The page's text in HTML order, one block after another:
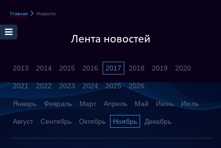
Главная Новости
Лента новостей
2013 2014 2015 2016 2017 2018 2019 2020
2021 2022 2023 2024 2025 2026
Январь Февраль Март Апрель Май Июнь Июль
Август Сентябрь Октябрь Ноябрь Декабрь